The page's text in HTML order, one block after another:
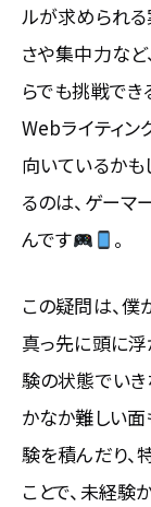
ルが求められる
さや集中力な
らでも挑戦でき
Webライティン
向いているかも
るのは、ゲーマ
んです
。
この疑問は、僕
真っ先に頭に浮
験の状態でい
かなか難しい面
験を積んだり、
ことで、未経